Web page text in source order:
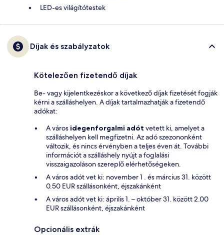
LED-es világítótestek
Díjak és szabályzatok
Kötelezően fizetendő díjak
Be- vagy kijelentkezéskor a következő díjak fizetését fogják
kérni a szálláshelyen. A díjak tartalmazhatják a fizetendő
adókat:
A városidegenforgalmi adót vetett ki, amelyet a
szálláshelyen kell megfizetni. Az adó szezononként
változik, és nincs érvényben a teljes éven át. További
információt a szálláshely nyújt a foglalási
visszaigazoláson szereplő elérhetőségeken.
A város adót vet ki: november 1 . és március 31. között
0.50 EUR szállásonként, éjszakánként
A város adót vet ki: április 1. – október 31. között 2.00
EUR szállásonként, éjszakánként
Opcionális extrák